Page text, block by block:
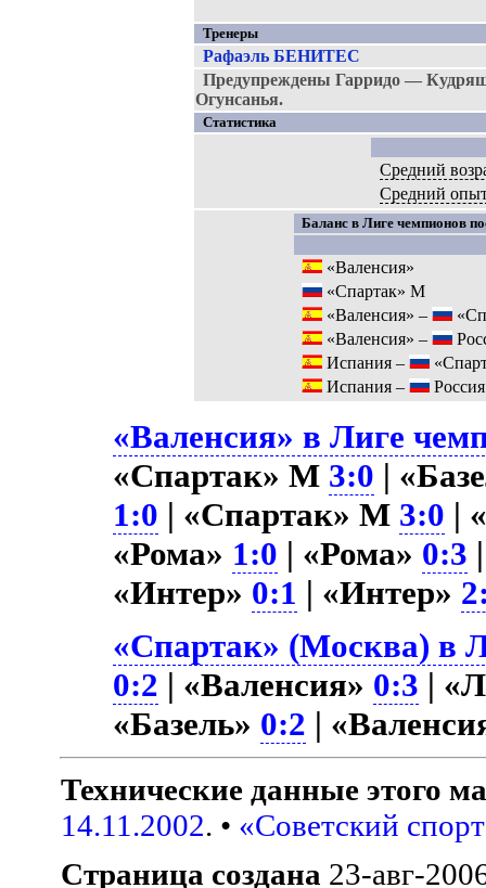
Тренеры
Рафаэль БЕНИТЕС
Предупреждены Гарридо —
Огунсанья.
Статистика
Средний
Средний
Баланс в Лиге чемпионов
«Валенсия»
«Спартак» М
«Валенсия» –
«Валенсия» –
Испания –
Испания –
Россия
«Валенсия» в Лиге
«Спартак» М 3:0 |
1:0 | «Спартак» М 3:0 |
«Рома» 1:0 | «Рома» 0:3
«Интер» 0:1 | «Интер»
«Спартак» (Москва) в
0:2 | «Валенсия» 0:3 |
«Базель» 0:2 |
Технические данные этого
14.11.2002. • «Советский
Страница создана 23-авг-